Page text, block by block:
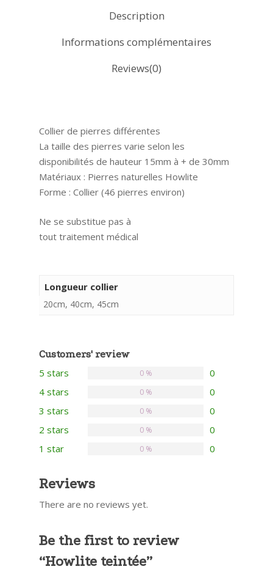
Description
Informations complémentaires
Reviews(0)
Collier de pierres différentes
La taille des pierres varie selon les
disponibilités de hauteur 15mm à + de 30mm
Matériaux : Pierres naturelles Howlite
Forme : Collier (46 pierres environ)
Ne se substitue pas à
tout traitement médical
Longueur collier
20cm, 40cm, 45cm
Customers' review
5 stars 0
0 %
4 stars 0
0 %
3 stars 0
0 %
2 stars 0
0 %
1 star 0
0 %
Reviews
There are no reviews yet.
Be the first to review
“Howlite teintée”